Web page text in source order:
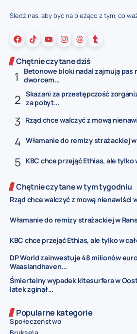
Śledź nas, aby być na bieżąco z tym, co
Chętnie czytane dziś
Betonowe bloki nadal zajmują pas
dworcem...
Skazani za przestępczość
za pobyt...
Rząd chce walczyć z mową
Włamanie do remizy strażackiej
KBC chce przejąć Ethias, ale tylko
Chętnie czytane w tym tygodniu
Rząd chce walczyć z mową nienawiści
Włamanie do remizy strażackiej w
KBC chce przejąć Ethias, ale tylko w
DP World zainwestuje 48 milionów
Waaslandhaven...
Śmiertelny wypadek kitesurfera w
latek zginął...
Popularne kategorie
Społeczeństwo